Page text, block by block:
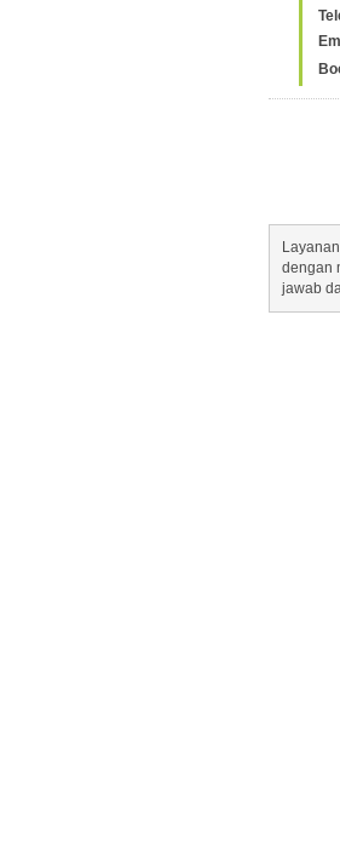
dengan
jawab